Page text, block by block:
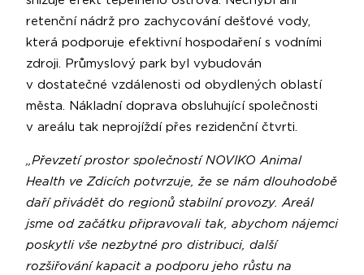
retenční nádrž pro zachycování dešťové vody,
která podporuje efektivní hospodaření s vodními
zdroji. Průmyslový park byl vybudován
v dostatečné vzdálenosti od obydlených oblastí
města. Nákladní doprava obsluhující společnosti
v areálu tak neprojíždí přes rezidenční čtvrti.
„Převzetí prostor společností NOVIKO Animal
Health ve Zdicích potvrzuje, že se nám dlouhodobě
daří přivádět do regionů stabilní provozy. Areál
jsme od začátku připravovali tak, abychom nájemci
poskytli vše nezbytné pro distribuci, další
rozšiřování kapacit a podporu jeho růstu na